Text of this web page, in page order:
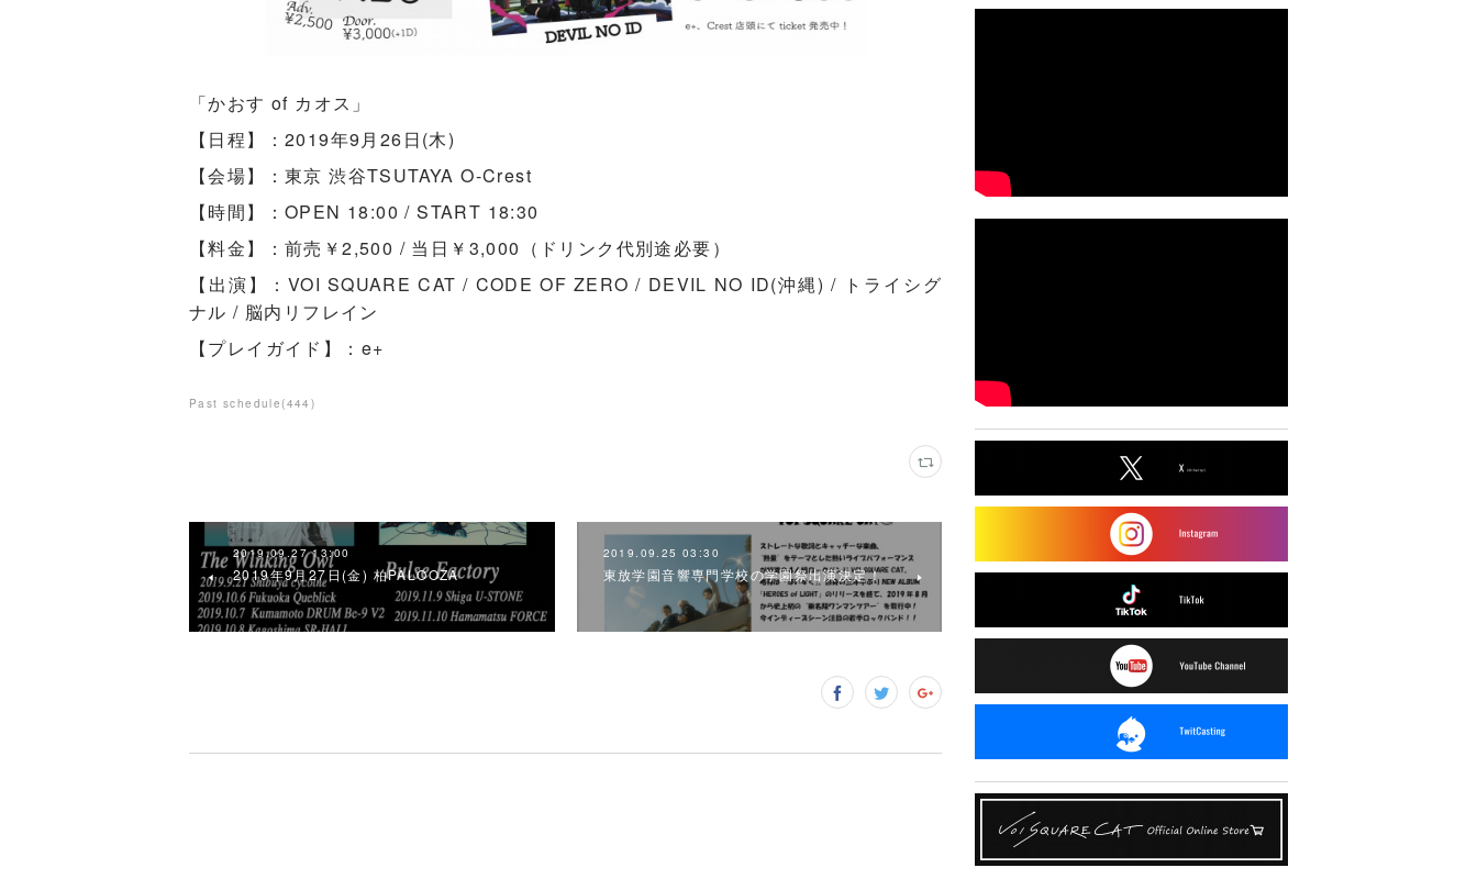
「かおす of カオス」
【日程】：2019年9月26日(木)
【会場】：東京 渋谷TSUTAYA O-Crest
【時間】：OPEN 18:00 / START 18:30
【料金】：前売￥2,500 / 当日￥3,000（ドリンク代別途必要）
【出演】：VOI SQUARE CAT / CODE OF ZERO / DEVIL NO ID(沖縄) / トライシグ
ナル / 脳内リフレイン
【プレイガイド】：e+
Past schedule (444 )
2019.09.27 13:00
2019年9月27日(金) 柏PALOOZA
2019.09.25 03:30
東放学園音響専門学校の学園祭出演決定！